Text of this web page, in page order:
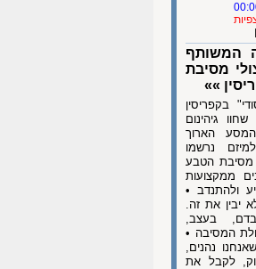
המשותף
מסיבת
»»
בקפריסין
גיהינום
הארוך
נרשמו
מסיבת הטבע
ממקצועות
ולהתנדב •
יבין את זה.
בעצב,
המסיבה •
נהנים,
לקבל את